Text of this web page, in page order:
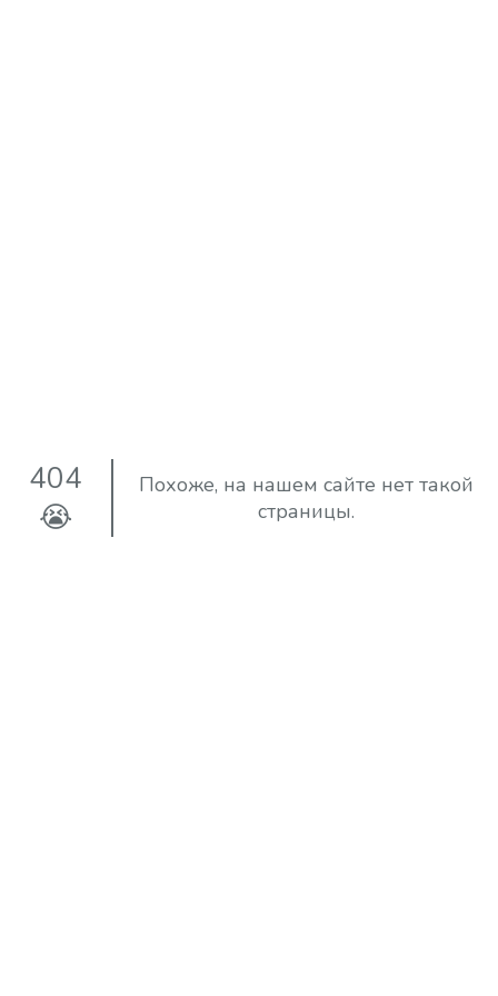
404
😭
Похоже, на нашем сайте нет такой
страницы.